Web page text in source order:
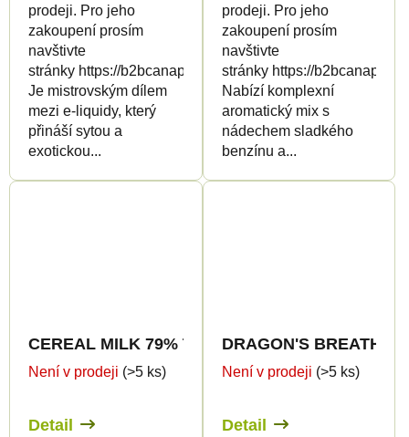
prodeji. Pro jeho
zakoupení prosím
navštivte
stránky https://b2bcanapuff.com/
Je mistrovským dílem
mezi e-liquidy, který
přináší sytou a
exotickou...
prodeji. Pro jeho
zakoupení prosím
navštivte
stránky https://
Nabízí komplexní
aromatický mix s
nádechem sladkého
benzínu a...
CEREAL MILK 79% THCp - CanaPuff -
Není v prodeji (>5 ks)
Detail
DRAGON'S BREATH
Není v prodeji (>5 ks)
Detail